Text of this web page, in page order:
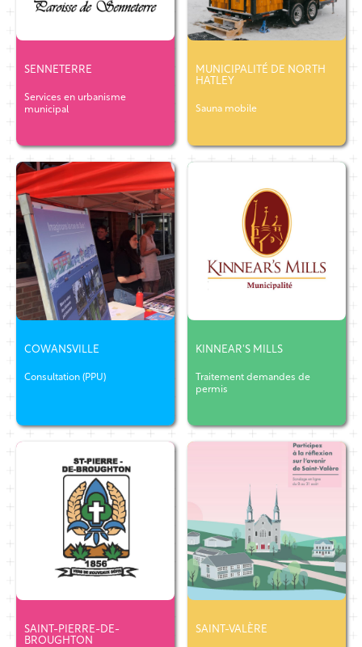
SENNETERRE
Services en urbanisme
municipal
MUNICIPALITÉ DE NORTH
HATLEY
Sauna mobile
COWANSVILLE
Consultation (PPU)
KINNEAR'S MILLS
Traitement demandes de
permis
SAINT-PIERRE-DE-
BROUGHTON
SAINT-VALÈRE